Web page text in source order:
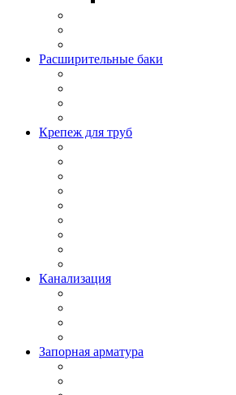
Расширительные баки
Крепеж для труб
Канализация
Запорная арматура